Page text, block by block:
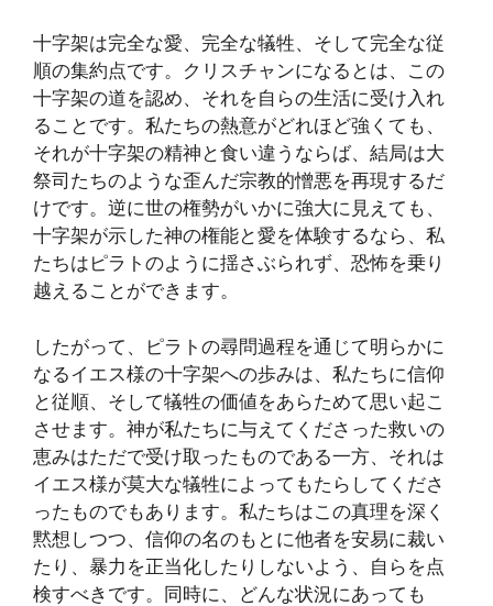
十字架は完全な愛、完全な犠牲、そして完全な従
順の集約点です。クリスチャンになるとは、この
十字架の道を認め、それを自らの生活に受け入れ
ることです。私たちの熱意がどれほど強くても、
それが十字架の精神と食い違うならば、結局は大
祭司たちのような歪んだ宗教的憎悪を再現するだ
けです。逆に世の権勢がいかに強大に見えても、
十字架が示した神の権能と愛を体験するなら、私
たちはピラトのように揺さぶられず、恐怖を乗り
越えることができます。
したがって、ピラトの尋問過程を通じて明らかに
なるイエス様の十字架への歩みは、私たちに信仰
と従順、そして犠牲の価値をあらためて思い起こ
させます。神が私たちに与えてくださった救いの
恵みはただで受け取ったものである一方、それは
イエス様が莫大な犠牲によってもたらしてくださ
ったものでもあります。私たちはこの真理を深く
黙想しつつ、信仰の名のもとに他者を安易に裁い
たり、暴力を正当化したりしないよう、自らを点
検すべきです。同時に、どんな状況にあっても